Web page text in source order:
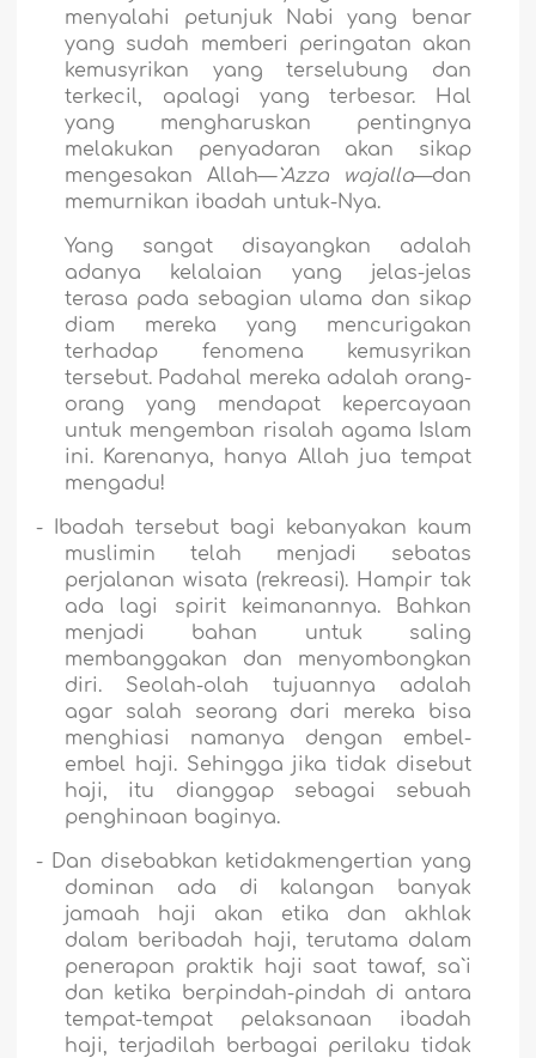
menyalahi petunjuk Nabi yang benar
yang sudah memberi peringatan akan
kemusyrikan yang terselubung dan
terkecil, apalagi yang terbesar. Hal
yang mengharuskan pentingnya
melakukan penyadaran akan sikap
mengesakan Allah—`Azza wajalla—dan
memurnikan ibadah untuk-Nya.
Yang sangat disayangkan adalah
adanya kelalaian yang jelas-jelas
terasa pada sebagian ulama dan sikap
diam mereka yang mencurigakan
terhadap fenomena kemusyrikan
tersebut. Padahal mereka adalah orang-
orang yang mendapat kepercayaan
untuk mengemban risalah agama Islam
ini. Karenanya, hanya Allah jua tempat
mengadu!
-
Ibadah tersebut bagi kebanyakan kaum
muslimin telah menjadi sebatas
perjalanan wisata (rekreasi). Hampir tak
ada lagi spirit keimanannya. Bahkan
menjadi bahan untuk saling
membanggakan dan menyombongkan
diri. Seolah-olah tujuannya adalah
agar salah seorang dari mereka bisa
menghiasi namanya dengan embel-
embel haji. Sehingga jika tidak disebut
haji, itu dianggap sebagai sebuah
penghinaan baginya.
- Dan disebabkan ketidakmengertian yang
dominan ada di kalangan banyak
jamaah haji akan etika dan akhlak
dalam beribadah haji, terutama dalam
penerapan praktik haji saat tawaf, sa`i
dan ketika berpindah-pindah di antara
tempat-tempat pelaksanaan ibadah
haji, terjadilah berbagai perilaku tidak